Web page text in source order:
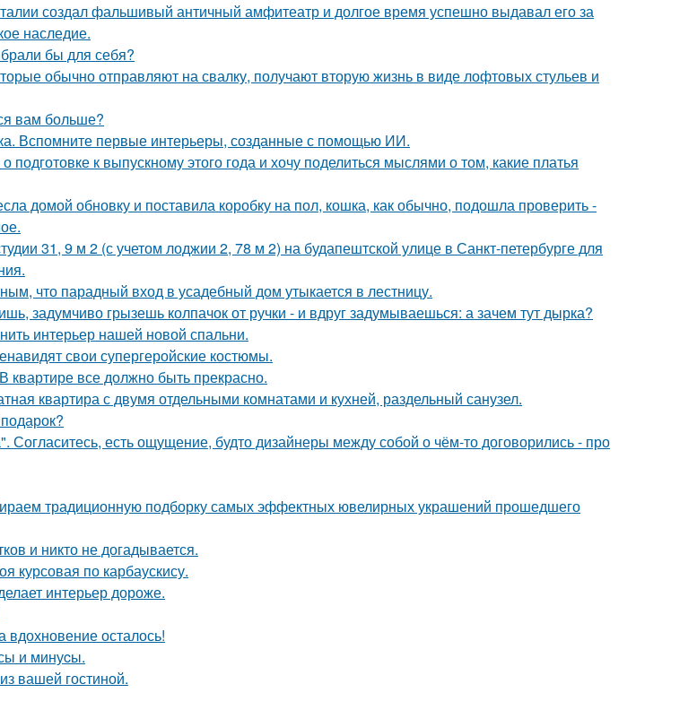
создал фальшивый античный амфитеатр и долгое время успешно выдавал его за
наследие.
бы для себя?
обычно отправляют на свалку, получают вторую жизнь в виде лофтовых стульев и
вам больше?
Вспомните первые интерьеры, созданные с помощью ИИ.
к выпускному этого года и хочу поделиться мыслями о том, какие платья
домой обновку и поставила коробку на пол, кошка, как обычно, подошла проверить -
31, 9 м 2 (с учетом лоджии 2, 78 м 2) на будапештской улице в Санкт-петербурге для
что парадный вход в усадебный дом утыкается в лестницу.
задумчиво грызешь колпачок от ручки - и вдруг задумываешься: а зачем тут дырка?
интерьер нашей новой спальни.
свои супергеройские костюмы.
квартире все должно быть прекрасно.
квартира с двумя отдельными комнатами и кухней, раздельный санузел.
Согласитесь, есть ощущение, будто дизайнеры между собой о чём-то договорились - про
традиционную подборку самых эффектных ювелирных украшений прошедшего
и никто не догадывается.
курсовая по карбаускису.
интерьер дороже.
вдохновение осталось!
и минуcы.
вашей гостиной.